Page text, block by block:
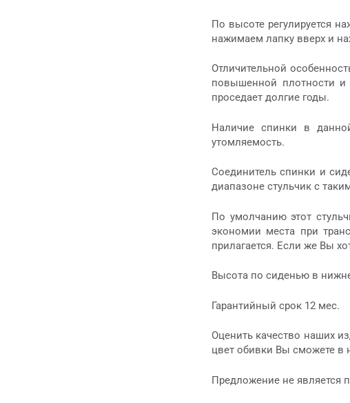
По высоте регулируется
нажимаем лапку вверх и
Отличительной
повышенной плотности и
проседает долгие годы.
Наличие спинки в
утомляемость.
Соединитель спинки и
диапазоне стульчик с
По умолчанию этот
экономии места при
прилагается. Если же Вы
Высота по сиденью в
Гарантийный срок 12 мес.
Оценить качество наших
цвет обивки Вы сможете в
Предложение не является